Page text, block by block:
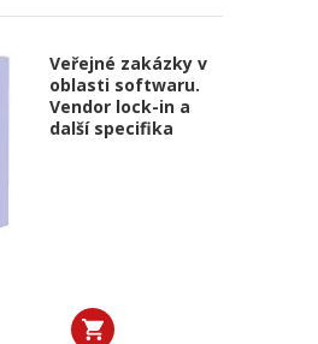
Veřejné zakázky v
oblasti softwaru.
Vendor lock-in a
další specifika